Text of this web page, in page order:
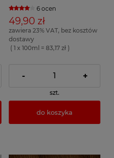
6 ocen
49,90 zł
zawiera 23% VAT, bez kosztów
dostawy
( 1 x 100ml = 83,17 zł )
- +
szt.
do koszyka